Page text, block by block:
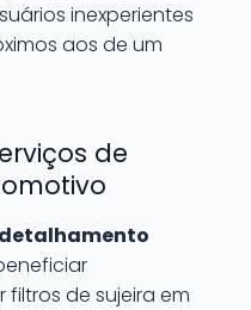
inexperientes
aos de um
de
detalhamento
de sujeira em